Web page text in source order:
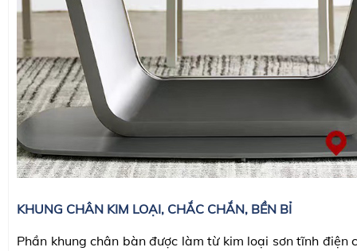
KHUNG CHÂN KIM LOẠI, CHẮC CHẮN, BỀN BỈ
Phần khung chân bàn được làm từ kim loại sơn tĩnh điện